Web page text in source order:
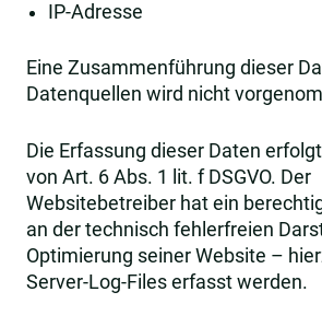
IP-Adresse
Eine Zusammenführung dieser
Datenquellen wird nicht
Die Erfassung dieser Daten
von Art. 6 Abs. 1 lit. f DSGVO. Der
Websitebetreiber hat ein
an der technisch fehlerfreien
Optimierung seiner Website –
Server-Log-Files erfasst werden.